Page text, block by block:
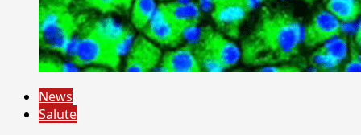
News
Salute